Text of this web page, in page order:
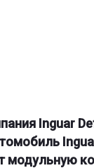
Inguar
модульную